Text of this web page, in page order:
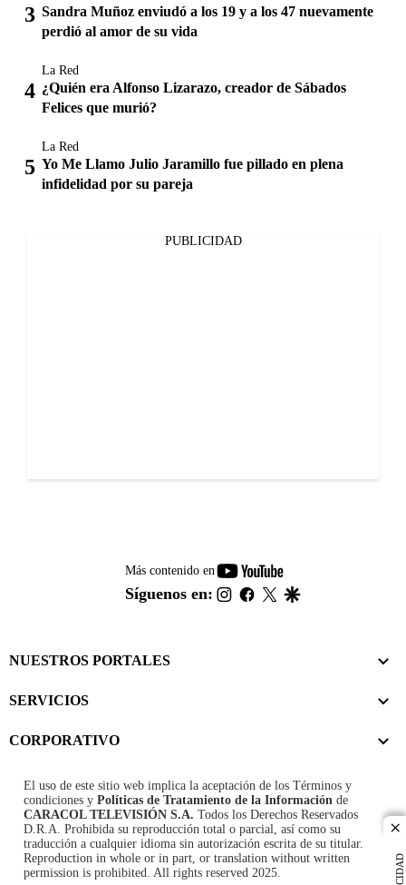
Sandra Muñoz enviudó a los 19 y a los 47 nuevamente
perdió al amor de su vida
La Red
¿Quién era Alfonso Lizarazo, creador de Sábados
Felices que murió?
La Red
Yo Me Llamo Julio Jaramillo fue pillado en plena
infidelidad por su pareja
PUBLICIDAD
Más contenido en
youtube-
footer
Síguenos en: instagram
facebook
twitter
NUESTROS PORTALES
SERVICIOS
CORPORATIVO
El uso de este sitio web implica la aceptación de los Términos y
condiciones y Políticas de Tratamiento de la Información de
CARACOL TELEVISIÓN S.A. Todos los Derechos Reservados
D.R.A. Prohibida su reproducción total o parcial, así como su
traducción a cualquier idioma sin autorización escrita de su titular.
Reproduction in whole or in part, or translation without written
permission is prohibited. All rights reserved 2025.